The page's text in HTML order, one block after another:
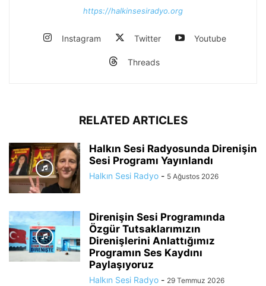
https://halkinsesiradyo.org
Instagram Twitter Youtube
Threads
RELATED ARTICLES
Halkın Sesi Radyosunda Direnişin
Sesi Programı Yayınlandı
Halkın Sesi Radyo - 5 Ağustos 2026
Direnişin Sesi Programında
Özgür Tutsaklarımızın
Direnişlerini Anlattığımız
Programın Ses Kaydını
Paylaşıyoruz
Halkın Sesi Radyo - 29 Temmuz 2026